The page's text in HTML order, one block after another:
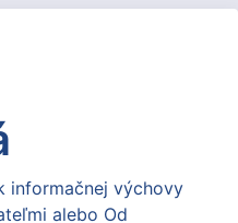
informačnej výchovy
alebo Od